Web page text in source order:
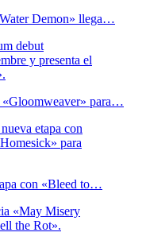
Demon» llega…
«Gloomweaver» para…
con «Bleed to…